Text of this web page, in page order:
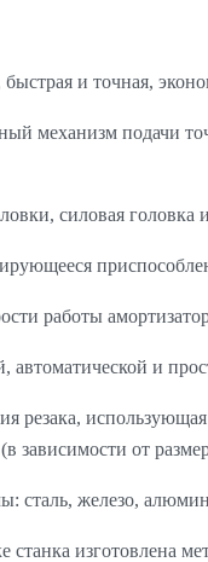
и точная,
механизм подачи
силовая
работы
автоматической и
резака,
зависимости от
сталь, железо,
станка изготовлена